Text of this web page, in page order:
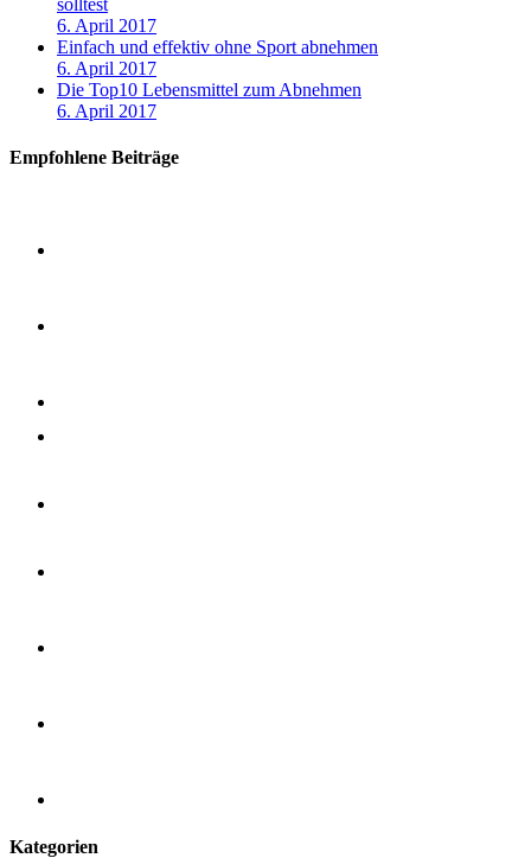
6. April 2017
Einfach und effektiv ohne Sport abnehmen
6. April 2017
Die Top10 Lebensmittel zum Abnehmen
6. April 2017
Empfohlene Beiträge
Kategorien